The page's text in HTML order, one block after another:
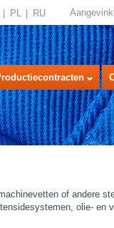
PL RU
of andere
olie-